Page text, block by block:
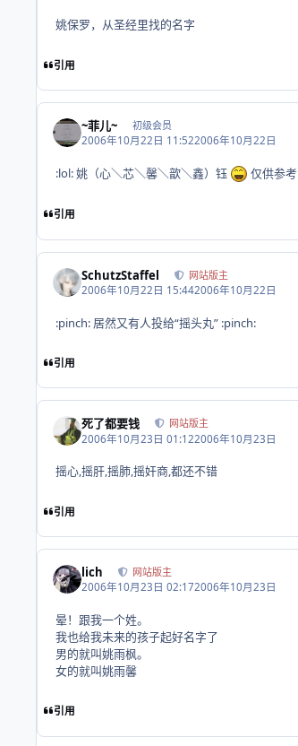
姚保罗，从圣经里找的名字
引用
~菲儿~ 初级会员
2006年10月22日 11:522006年10月22日
:lol: 姚（心＼芯＼馨＼歆＼鑫）钰 仅供参考
引用
SchutzStaffel 网站版主
2006年10月22日 15:442006年10月22日
:pinch: 居然又有人投给“摇头丸” :pinch:
引用
死了都要钱 网站版主
2006年10月23日 01:122006年10月23日
摇心,摇肝,摇肺,摇奸商,都还不错
引用
lich 网站版主
2006年10月23日 02:172006年10月23日
晕！跟我一个姓。
我也给我未来的孩子起好名字了
男的就叫姚雨枫。
女的就叫姚雨馨
引用